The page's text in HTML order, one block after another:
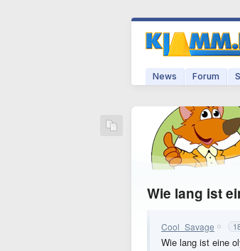
News Forum
Wie lang ist
Cool_Savage
Wie lang ist eine